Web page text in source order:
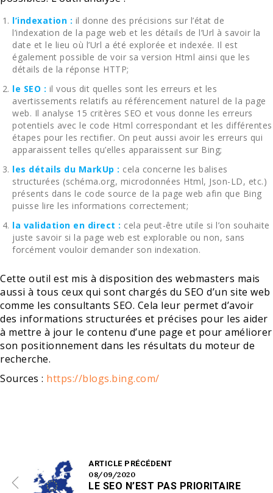
l’indexation : il donne des précisions sur l’état de
l’indexation de la page web et les détails de l’Url à savoir la
date et le lieu où l’Url a été explorée et indexée. Il est
également possible de voir sa version Html ainsi que les
détails de la réponse HTTP;
le SEO : il vous dit quelles sont les erreurs et les
avertissements relatifs au référencement naturel de la page
web. Il analyse 15 critères SEO et vous donne les erreurs
potentiels avec le code Html correspondant et les différentes
étapes pour les rectifier. On peut aussi avoir les erreurs qui
apparaissent telles qu’elles apparaissent sur Bing;
les détails du MarkUp : cela concerne les balises
structurées (schéma.org, microdonnées Html, Json-LD, etc.)
présents dans le code source de la page web afin que Bing
puisse lire les informations correctement;
la validation en direct : cela peut-être utile si l’on souhaite
juste savoir si la page web est explorable ou non, sans
forcément vouloir demander son indexation.
Cette outil est mis à disposition des webmasters mais
aussi à tous ceux qui sont chargés du SEO d’un site web
comme les consultants SEO. Cela leur permet d’avoir
des informations structurées et précises pour les aider
à mettre à jour le contenu d’une page et pour améliorer
son positionnement dans les résultats du moteur de
recherche.
Sources : https://blogs.bing.com/
ARTICLE PRÉCÉDENT
08/09/2020
LE SEO N’EST PAS PRIORITAIRE